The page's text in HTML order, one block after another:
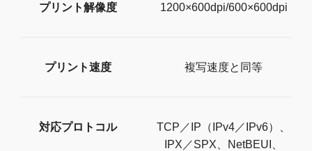
プリント解像度 1200×600dpi/600×600dpi
プリント速度 複写速度と同等
対応プロトコル
TCP／IP（IPv4／IPv6）、
IPX／SPX、NetBEUI、